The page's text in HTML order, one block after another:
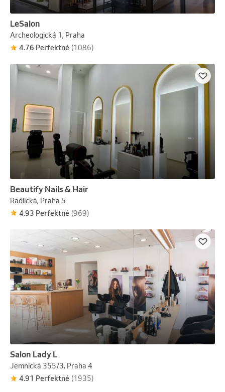
LeSalon
Archeologická 1, Praha
4.76 Perfektné (1086)
Beautify Nails & Hair
Radlická, Praha 5
4.93 Perfektné (969)
Salon Lady L
Jemnická 355/3, Praha 4
4.91 Perfektné (1935)